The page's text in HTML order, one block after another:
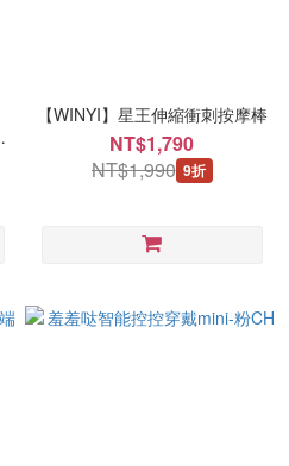
【WINYI】星王伸縮衝刺按摩棒
NT$1,790
NT$1,990 9折